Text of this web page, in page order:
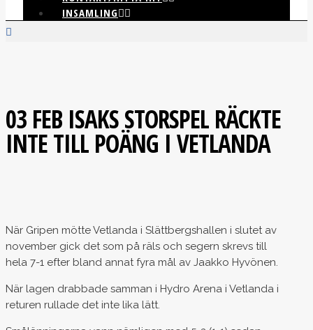
INSAMLING
03 FEB ISAKS STORSPEL RÄCKTE
INTE TILL POÄNG I VETLANDA
När Gripen mötte Vetlanda i Slättbergshallen i slutet av
november gick det som på räls och segern skrevs till
hela 7-1 efter bland annat fyra mål av Jaakko Hyvönen.
När lagen drabbade samman i Hydro Arena i Vetlanda i
returen rullade det inte lika lätt.